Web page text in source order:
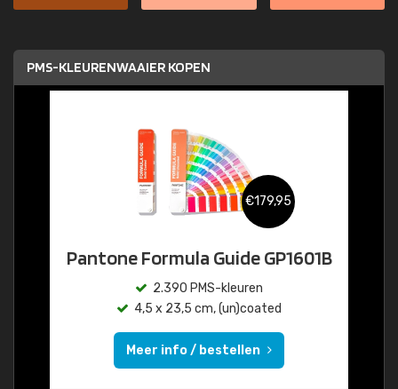
PMS-KLEURENWAAIER KOPEN
€179,95
Pantone Formula Guide GP1601B
2.390 PMS-kleuren
4,5 x 23,5 cm, (un)coated
Meer info / bestellen